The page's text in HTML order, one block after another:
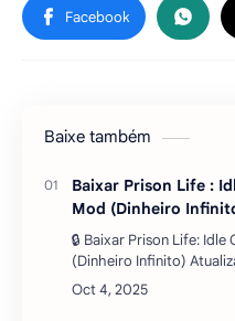
Baixe também
Baixar Prison Life :
Mod (Dinheiro
🔒 Baixar Prison Life: Idle
(Dinheiro Infinito)
sempre quis saber como
prisão, o jogo Prison